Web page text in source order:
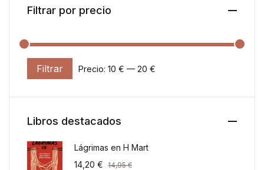
Filtrar por precio
Precio mínimo
Precio máximo
Filtrar Precio: 10 € — 20 €
Libros destacados
Lágrimas en H Mart
14,20 € 14,95€